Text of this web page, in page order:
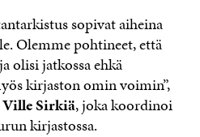
sopivat aiheina
Olemme pohtineet, että
olisi jatkossa ehkä
kirjaston omin voimin”,
Ville Sirkiä, joka koordinoi
kirjastossa.